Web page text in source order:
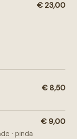
€ 23,00
€ 8,50
· pinda
€ 9,00